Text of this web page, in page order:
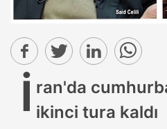
İ ran'da
ikinci tura kaldı